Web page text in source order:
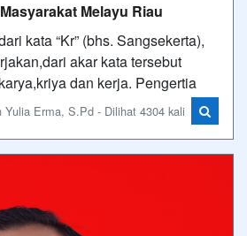
Melayu Riau
kata “Kr” (bhs. Sangsekerta),
akar kata tersebut
dan kerja. Pengertia
Erma, S.Pd - Dilihat 4304 kali